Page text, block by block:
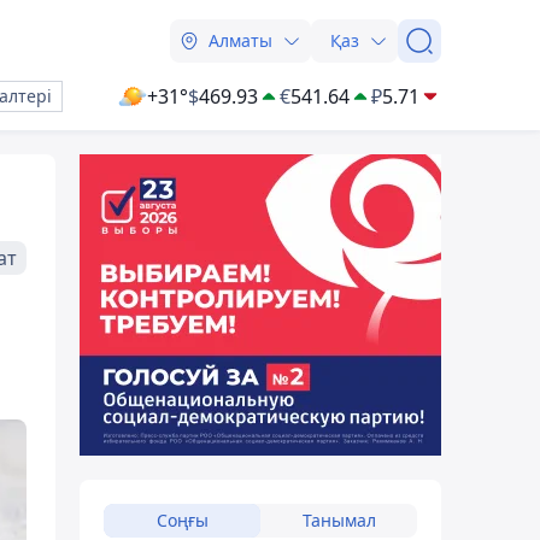
Алматы Қаз
+31°$469.93 €541.64 ₽5.71
Соңғы Танымал